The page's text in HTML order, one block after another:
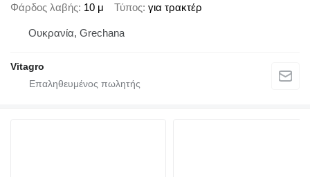
Φάρδος λαβής 10 μ Τύπος για τρακτέρ
Ουκρανία, Grechana
Vitagro